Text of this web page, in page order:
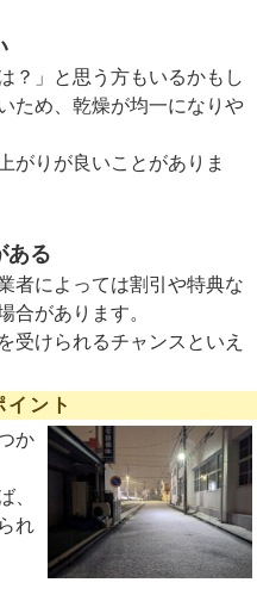
？」と思う方もいるかもし
ため、乾燥が均一になりや
がりが良いことがありま
ある
者によっては割引や特典な
合があります。
受けられるチャンスといえ
ント
か
、
れ